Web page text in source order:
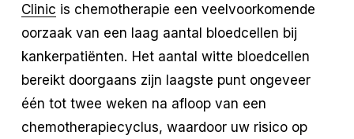
Clinic is chemotherapie een veelvoorkomende
oorzaak van een laag aantal bloedcellen bij
kankerpatiënten. Het aantal witte bloedcellen
bereikt doorgaans zijn laagste punt ongeveer
één tot twee weken na afloop van een
chemotherapiecyclus, waardoor uw risico op